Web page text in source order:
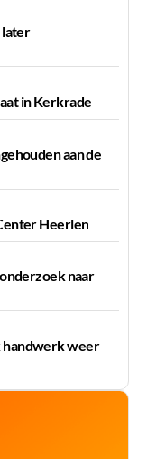
later
in Kerkrade
aan de
Heerlen
naar
handwerk weer